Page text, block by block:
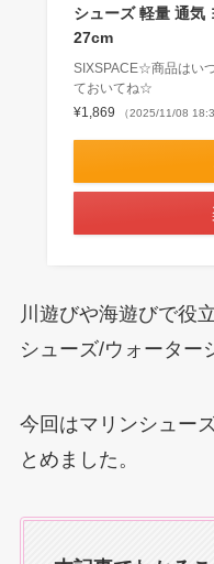
シューズ 軽量 通気
27cm
SIXSPACE☆商品はい
ておいてね☆
¥1,869
（2025/11/08
川遊びや海遊びで役
シューズ/ウォーター
今回はマリンシュー
とめました。